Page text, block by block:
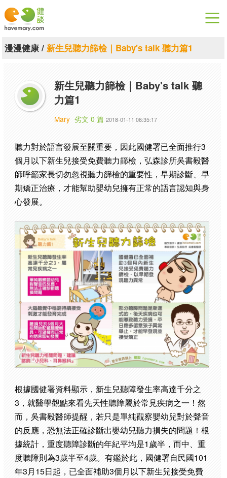
漫漫健康
關於健談
聯絡我們
漫漫健康/ 新生兒聽力篩檢｜Baby's talk 聽力篇1
新生兒聽力篩檢｜Baby's talk 聽
力篇1
Mary 劣文 0 篇 2018-01-11 06:35:17
聽力對於語言發展至關重要，因此國健署已全面推行3
個月以下新生兒接受免費聽力篩檢，弘森診所吳書毅醫
師呼籲家長切勿忽視聽力篩檢的重要性，早期診斷、早
期矯正治療，才能幫助嬰幼兒擁有正常的語言認知與身
心發展。
根據國健署資料顯示，新生兒聽障發生率高達千分之
3，就醫學觀點來看先天性聽障屬於常見疾病之一！然
而，吳書毅醫師提醒，若只是單純觀察嬰幼兒對於聲音
的反應，恐無法正確診斷出嬰幼兒聽力損失的問題！根
據統計，重度聽障診斷的年紀平均是1歲半，而中、重
度聽障則為3歲半至4歲。有鑑於此，國健署自民國101
年3月15日起，已全面補助3個月以下新生兒接受免費